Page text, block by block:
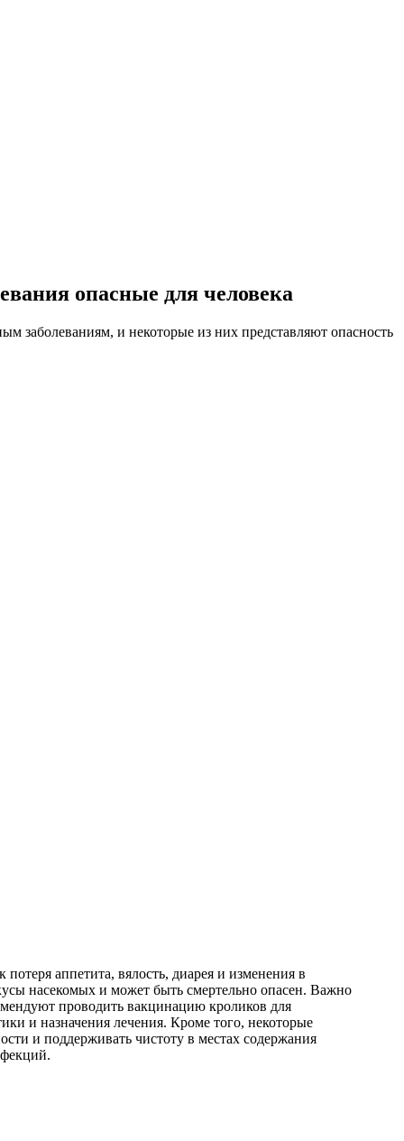
опасные для человека
заболеваниям, и некоторые из них представляют опасность
аппетита, вялость, диарея и изменения в
насекомых и может быть смертельно опасен. Важно
проводить вакцинацию кроликов для
и назначения лечения. Кроме того, некоторые
и поддерживать чистоту в местах содержания